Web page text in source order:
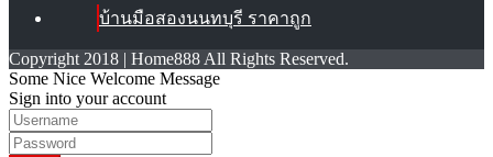
บ้านมือสองนนทบุรี ราคาถูก
Copyright 2018 | Home888 All Rights Reserved.
Some Nice Welcome Message
Sign into your account